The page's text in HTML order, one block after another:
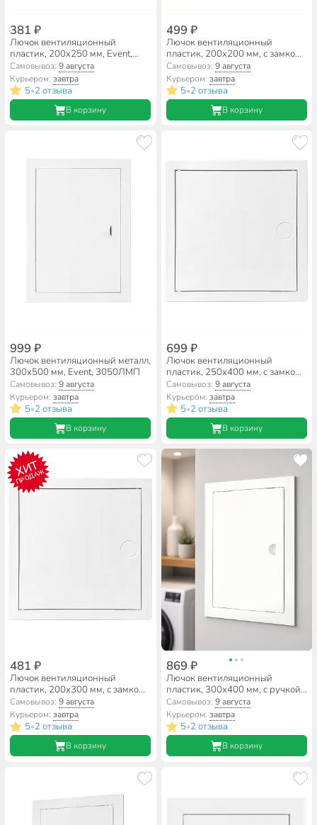
381 ₽
Лючок вентиляционный
пластик, 200х250 мм, Event,
2025ЛП
Самовывоз:9 августа
Курьером:завтра
5•2 отзыва
В корзину
499 ₽
Лючок вентиляционный
пластик, 200х200 мм, с замком,
Event, 2020ЛПЗ
Самовывоз: 9 августа
Курьером: завтра
5•2 отзыва
В корзину
999 ₽
Лючок вентиляционный металл,
300х500 мм, Event, 3050ЛМП
Самовывоз:9 августа
Курьером:завтра
5•2 отзыва
В корзину
699 ₽
Лючок вентиляционный
пластик, 250х400 мм, с замком,
Viento, ДР2540ПЗ
Самовывоз: 9 августа
Курьером: завтра
5•2 отзыва
В корзину
ХИТ
ПРОДАЖ
481 ₽
Лючок вентиляционный
пластик, 200х300 мм, с замком,
Viento, ДР2030ПЗ
Самовывоз:9 августа
Курьером:завтра
5•2 отзыва
В корзину
869 ₽
Лючок вентиляционный
пластик, 300х400 мм, с ручкой,
ERA, Л3040Р
Самовывоз: 9 августа
Курьером: завтра
5•2 отзыва
В корзину